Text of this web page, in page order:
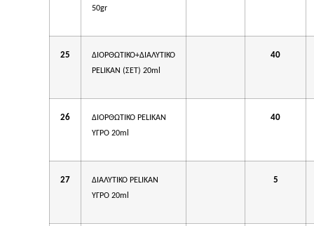
50gr
25
ΔΙΟΡΘΩΤΙΚΟ+ΔΙΑΛΥΤΙΚΟ
PELIKAN (ΣΕΤ) 20ml
40
26
ΔΙΟΡΘΩΤΙΚΟ PELIKAN
ΥΓΡΟ 20ml
40
27
ΔΙΑΛΥΤΙΚΟ PELIKAN
ΥΓΡΟ 20ml
5